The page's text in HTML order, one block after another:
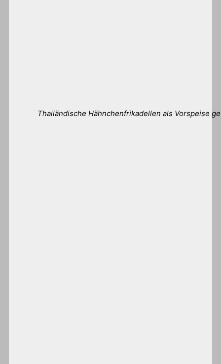
Thailändische Hähnchenfrikadellen als Vorspeise